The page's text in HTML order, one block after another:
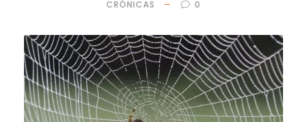
CRÓNICAS
0